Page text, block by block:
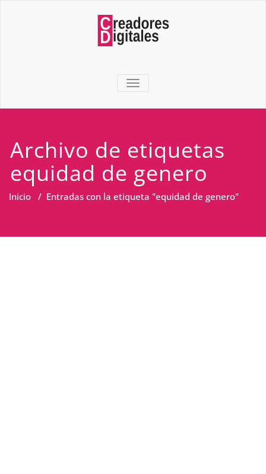
TOGGLE NAVIGATION
Archivo de etiquetas
equidad de genero
Inicio / Entradas con la etiqueta "equidad de genero"